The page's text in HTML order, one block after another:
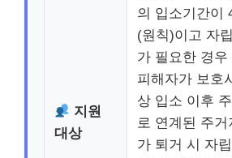
지원
대상
의 입소기간이
(원칙)이고 자
가 필요한 경우
피해자가 보호
상 입소 이후
로 연계된 주
가 퇴거 시 자